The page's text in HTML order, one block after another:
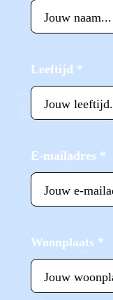
Leeftijd *
E-mailadres *
Woonplaats *